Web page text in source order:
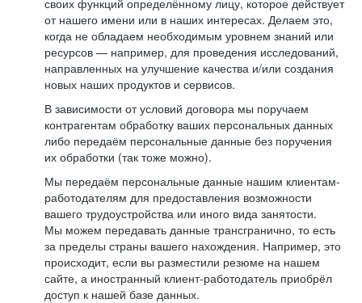
своих функций определённому лицу, которое действует
от нашего имени или в наших интересах. Делаем это,
когда не обладаем необходимым уровнем знаний или
ресурсов — например, для проведения исследований,
направленных на улучшение качества и/или создания
новых наших продуктов и сервисов.
В зависимости от условий договора мы поручаем
контрагентам обработку ваших персональных данных
либо передаём персональные данные без поручения
их обработки (так тоже можно).
Мы передаём персональные данные нашим клиентам-
работодателям для предоставления возможности
вашего трудоустройства или иного вида занятости.
Мы можем передавать данные трансгранично, то есть
за пределы страны вашего нахождения. Например, это
происходит, если вы разместили резюме на нашем
сайте, а иностранный клиент-работодатель приобрёл
доступ к нашей базе данных.